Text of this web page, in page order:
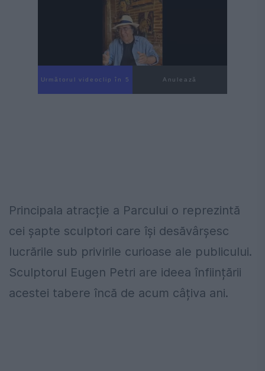
Următorul videoclip în 3 Anulează
Principala atracție a Parcului o reprezintă
cei șapte sculptori care își desăvârșesc
lucrările sub privirile curioase ale publicului.
Sculptorul Eugen Petri are ideea înființării
acestei tabere încă de acum câțiva ani.